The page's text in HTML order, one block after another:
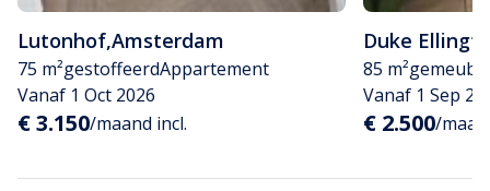
Lutonhof,Amsterdam
75 m²gestoffeerdAppartement
Vanaf 1 Oct 2026
€ 3.150/maand incl.
Duke
85 m²
Vanaf 1 Sep
€ 2.500/